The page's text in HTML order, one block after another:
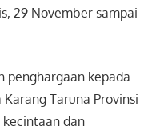
29 November sampai
penghargaan kepada
Taruna Provinsi
dan